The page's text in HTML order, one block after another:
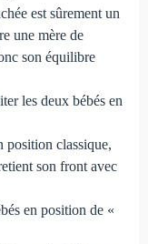
est sûrement un
une mère de
son équilibre
les deux bébés en
position classique,
son front avec
en position de «